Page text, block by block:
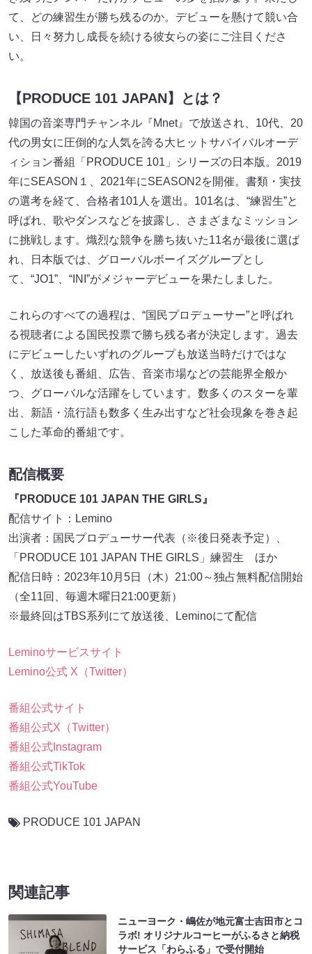
て、どの練習生が勝ち残るのか。デビューを懸けて競い合
い、日々努力し成長を続ける彼女らの姿にご注目くださ
い。
【PRODUCE 101 JAPAN】とは？
韓国の音楽専門チャンネル『Mnet』で放送され、10代、20
代の男女に圧倒的な人気を誇る大ヒットサバイバルオーデ
ィション番組「PRODUCE 101」シリーズの日本版。2019
年にSEASON１、2021年にSEASON2を開催。書類・実技
の選考を経て、合格者101人を選出。101名は、“練習生”と
呼ばれ、歌やダンスなどを披露し、さまざまなミッション
に挑戦します。熾烈な競争を勝ち抜いた11名が最後に選ば
れ、日本版では、グローバルボーイズグループとし
て、“JO1”、“INI”がメジャーデビューを果たしました。
これらのすべての過程は、“国民プロデューサー”と呼ばれ
る視聴者による国民投票で勝ち残る者が決定します。過去
にデビューしたいずれのグループも放送当時だけではな
く、放送後も番組、広告、音楽市場などの芸能界全般か
つ、グローバルな活躍をしています。数多くのスターを輩
出、新語・流行語も数多く生み出すなど社会現象を巻き起
こした革命的番組です。
配信概要
『PRODUCE 101 JAPAN THE GIRLS』
配信サイト：Lemino
出演者：国民プロデューサー代表（※後日発表予定）、
「PRODUCE 101 JAPAN THE GIRLS」練習生 ほか
配信日時：2023年10月5日（木）21:00～独占無料配信開始
（全11回、毎週木曜日21:00更新）
※最終回はTBS系列にて放送後、Leminoにて配信
Leminoサービスサイト
Lemino公式 X（Twitter）
番組公式サイト
番組公式X（Twitter）
番組公式Instagram
番組公式TikTok
番組公式YouTube
PRODUCE 101 JAPAN
関連記事
ニューヨーク・嶋佐が地元富士吉田市とコ
ラボ! オリジナルコーヒーがふるさと納税
サービス「わらふる」で受付開始